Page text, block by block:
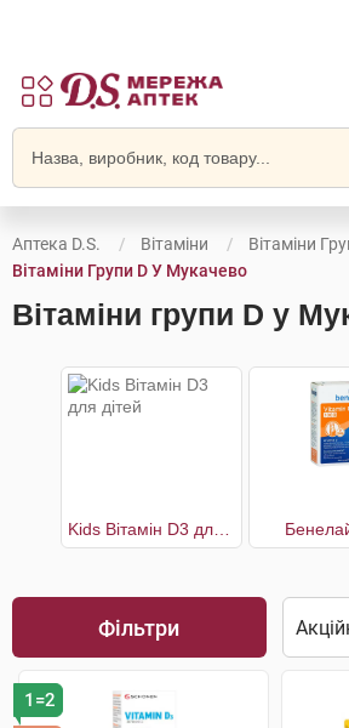
Аптека D.S. Вітаміни
Вітаміни
Вітаміни Групи D У Мукачево
Вітаміни групи D у
Фільтри
1=2